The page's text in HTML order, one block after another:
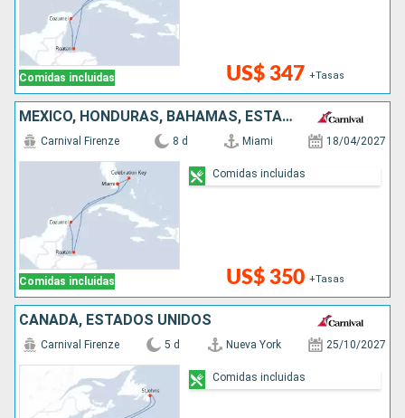
Comidas incluidas US$ 347 +Tasas
MÉXICO, HONDURAS, BAHAMAS, ESTADOS UNIDOS
Comidas incluidas
Carnival Firenze 8 d Miami 18/04/2027
US$ 350 +Tasas
Comidas incluidas
CANADÁ, ESTADOS UNIDOS
Carnival Firenze 5 d Nueva York 25/10/2027
Comidas incluidas